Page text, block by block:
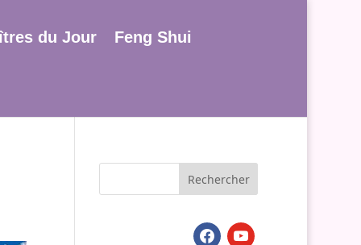
du Jour Feng Shui
facebook
youtube